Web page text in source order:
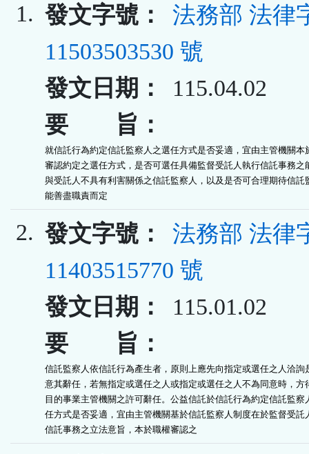
1. 發文字號：
法務部 法律
11503503530 號
發文日期：
115.04.02
要 旨：
就信託行為約定信託監察人之選任方式是否妥適，宜由主管機關本
審認約定之選任方式，是否可選任具備監督受託人執行信託事務之
與受託人不具有利害關係之信託監察人，以及是否可合理期待信託
能善盡職責而定
2. 發文字號：
法務部 法律
11403515770 號
發文日期：
115.01.02
要 旨：
信託監察人依信託行為產生者，原則上應先向指定或選任之人洽詢
意其辭任，若無指定或選任之人或指定或選任之人不為同意時，方
目的事業主管機關之許可辭任。公益信託於信託行為約定信託監察
任方式是否妥適，宜由主管機關基於信託監察人制度在於監督受託
信託事務之立法意旨，本於職權審認之